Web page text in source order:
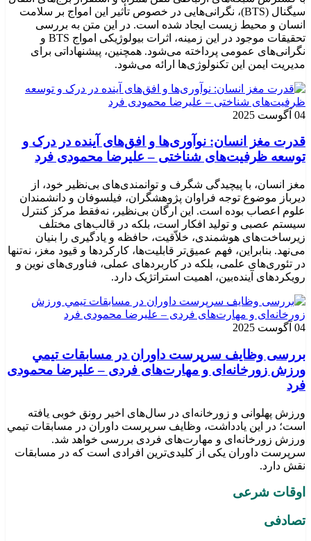
سیگنال (BTS)، نگرانی‌هایی در خصوص تأثیر این امواج بر سلامت
انسان و محیط زیست ایجاد شده است. در این متن به بررسی
تحقیقات موجود در این زمینه، اثرات بیولوژیکی امواج BTS و
نگرانی‌های عمومی پرداخته می‌شود. همچنین، پیشنهاداتی برای
مدیریت ایمن این تکنولوژی‌ها ارائه می‌شود.
04 آگوست 2025
قدرت مغز انسان: نوآوری‌ها و افق‌های آینده در درک و
توسعه ظرفیت‌های شناختی – علیرضا محمودی فرد
مغز انسان، با پیچیدگی شگرف و توانمندی‌های بی‌نظیر خود، از
دیرباز موضوع توجه فراوان پژوهشگران، فیلسوفان و دانشمندان
علوم اعصاب بوده است. این ارگان بی‌نظیر، نه‌فقط مرکز کنترل
سیستم عصبی و تولید افکار است، بلکه در قالب‌های مختلف
زیرساخت‌های هوشمندی، خلاّقیت، حافظه و یادگیری را بنیان
می‌نهد. بنابراین، فهم عمیق‌تر قابلیت‌ها، کارکردها و قیود مغز، نه‌تنها
در تئوری‌های علمی، بلکه در کاربردهای عملی، فناوری‌های نوین و
رویکردهای آینده‌بین، اهمیت استراتژیک دارد.
04 آگوست 2025
بررسی وظايف سرپرست داوران در مسابقات تیمي
ورزش زورخانه‌ای و مهارت‌های فردی – علیرضا محمودی
فرد
ورزش پهلوانی و زورخانه‌ای در سال‌های اخیر رونق خوبی یافته
است؛ در این یادداشت، وظایف سرپرست داوران در مسابقات تیمي
ورزش زورخانه‌ای و مهارت‌های فردی بررسی خواهد شد.
سرپرست داوران یکی از کلیدی‌ترین افرادی است که در مسابقات
نقش دارد.
اوقات شرعی
تصادفی